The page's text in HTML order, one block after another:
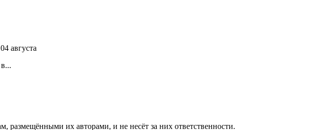
04 августа
их авторами, и не несёт за них ответственности.